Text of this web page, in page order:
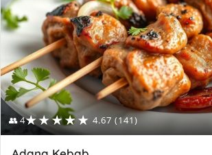
👥 4★★★★★ 4.67 (141)